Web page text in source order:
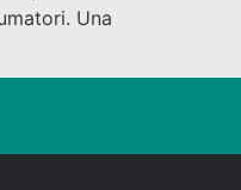
Una